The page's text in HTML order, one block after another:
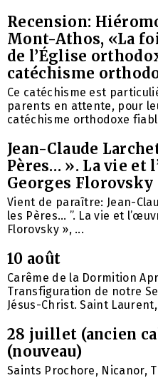
Recension:
Mont-Athos, «La
de l’Église
catéchisme
Ce catéchisme est
parents en attente, pour
catéchisme orthodoxe
Jean-Claude
Pères… ». La vie et
Georges Florovsky
Vient de paraître: Jean-
les Pères… ”. La vie et
Florovsky », ...
10 août
Carême de la Dormition
Transfiguration de notre
Jésus-Christ. Saint
28 juillet (ancien
(nouveau)
Saints Prochore, Nicanor,